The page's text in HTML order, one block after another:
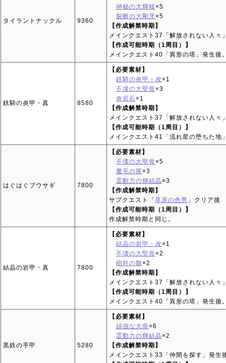
タイラントナックル 9360
神秘の大輝核×5
裂断の大剛牙×5
【作成解禁時期】
メインクエスト37「解放されない人々
【作成可能時期（1周目）】
メインクエスト40「異形の塔」発生後
鉄騎の炎甲・真 8580
【必要素材】
鉄騎の炎甲・改 ×1
不壊の大堅骨×3
炎岩石×1
【作成解禁時期】
メインクエスト37「解放されない人々
【作成可能時期（1周目）】
メインクエスト41「流れ星の堕ちた地
はぐはぐブウサギ 7800
【必要素材】
不壊の大堅骨×5
魔毛の尾×3
霊動力の輝結晶 ×3
【作成解禁時期】
サブクエスト「 草原の色男 」クリア後
【作成可能時期（1周目）】
作成解禁時期と同じ。
結晶の岩甲・真 7800
【必要素材】
結晶の岩甲・改 ×1
不壊の大堅骨×2
樹幹の骸×2
【作成解禁時期】
メインクエスト37「解放されない人々
【作成可能時期（1周目）】
メインクエスト40「異形の塔」発生後
黒鉄の手甲 5280
【必要素材】
頑強な大骨×6
霊動力の輝結晶 ×2
【作成解禁時期】
メインクエスト33「仲間を探す」発生